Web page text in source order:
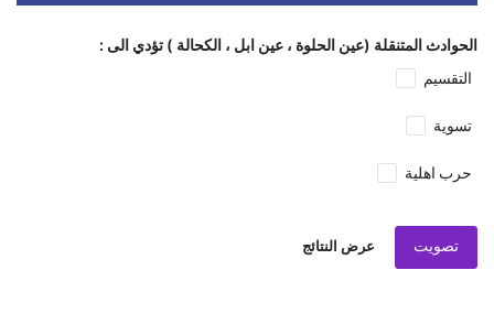
الحوادث المتنقلة (عين الحلوة ، عين ابل ، الكحالة ) تؤدي الى :
التقسيم
تسوية
حرب اهلية
تصويت عرض النتائج